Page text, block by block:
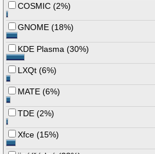
COSMIC (2%)
GNOME (18%)
KDE Plasma (30%)
LXQt (6%)
MATE (6%)
TDE (2%)
Xfce (15%)